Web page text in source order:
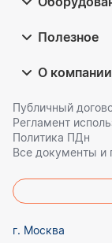
Полезное
О компании
Публичный
Регламент
Политика ПДн
Все документы и
г. Москва